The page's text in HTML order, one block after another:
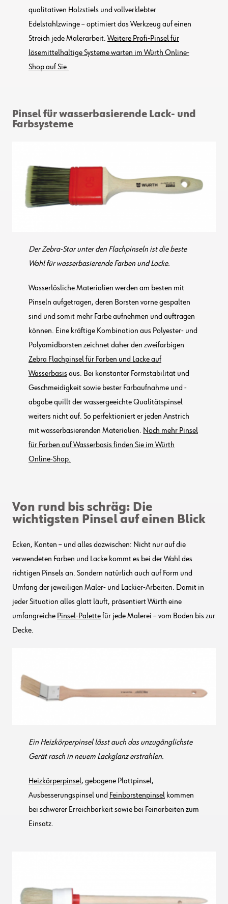
qualitativen Holzstiels und vollverklebter
Edelstahlzwinge – optimiert das Werkzeug auf einen
Streich jede Malerarbeit. Weitere Profi-Pinsel für
lösemittelhaltige Systeme warten im Würth Online-
Shop auf Sie.
Pinsel für wasserbasierende Lack- und
Farbsysteme
Der Zebra-Star unter den Flachpinseln ist die beste
Wahl für wasserbasierende Farben und Lacke.
Wasserlösliche Materialien werden am besten mit
Pinseln aufgetragen, deren Borsten vorne gespalten
sind und somit mehr Farbe aufnehmen und auftragen
können. Eine kräftige Kombination aus Polyester- und
Polyamidborsten zeichnet daher den zweifarbigen
Zebra Flachpinsel für Farben und Lacke auf
Wasserbasisaus. Bei konstanter Formstabilität und
Geschmeidigkeit sowie bester Farbaufnahme und -
abgabe quillt der wassergeeichte Qualitätspinsel
weiters nicht auf. So perfektioniert er jeden Anstrich
mit wasserbasierenden Materialien. Noch mehr Pinsel
für Farben auf Wasserbasis finden Sie im Würth
Online-Shop.
Von rund bis schräg: Die
wichtigsten Pinsel auf einen Blick
Ecken, Kanten – und alles dazwischen: Nicht nur auf die
verwendeten Farben und Lacke kommt es bei der Wahl des
richtigen Pinsels an. Sondern natürlich auch auf Form und
Umfang der jeweiligen Maler- und Lackier-Arbeiten. Damit in
jeder Situation alles glatt läuft, präsentiert Würth eine
umfangreiche Pinsel-Palettefür jede Malerei – vom Boden bis zur
Decke.
Ein Heizkörperpinsel lässt auch das unzugänglichste
Gerät rasch in neuem Lackglanz erstrahlen.
Heizkörperpinsel, gebogene Plattpinsel,
Ausbesserungspinsel und Feinborstenpinsel kommen
bei schwerer Erreichbarkeit sowie bei Feinarbeiten zum
Einsatz.